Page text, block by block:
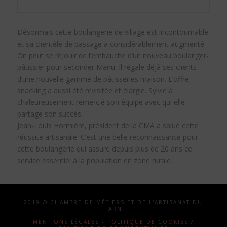
Désormais cette boulangerie de village est incontournable
et sa clientèle de passage a considérablement augmenté.
On peut se réjouir de l’embauche d’un nouveau boulanger-
pâtissier pour seconder Manu. Il régale déjà ses clients
d’une nouvelle gamme de pâtisseries maison. L’offre
snacking a aussi été revisitée et élargie. Sylvie a
chaleureusement remercié son équipe avec qui elle
partage son succès.
Jean-Louis Hormière, président de la CMA a salué cette
réussite artisanale. C’est une belle reconnaissance pour
cette boulangerie qui assure depuis plus de 20 ans ce
service essentiel à la population en zone rurale.
2019 © CHAMBRE DE MÉTIERS ET DE L'ARTISANAT DU
TARN
MENTIONS LÉGALES / POLITIQUE DE COOKIES /